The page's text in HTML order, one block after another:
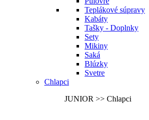
Teplákové súpravy
Kabáty
Tašky - Doplnky
Sety
Mikiny
Saká
Blúzky
Svetre
Chlapci
JUNIOR >> Chlapci